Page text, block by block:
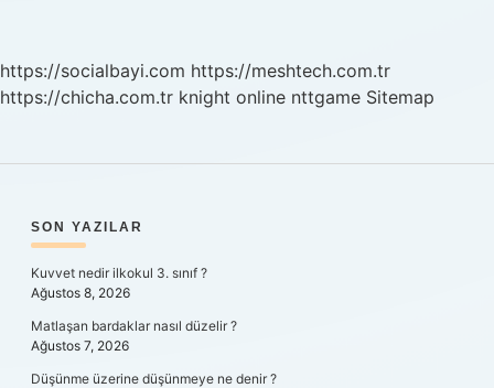
https://socialbayi.com https://meshtech.com.tr
https://chicha.com.tr knight online nttgame Sitemap
SIDEBAR
SON YAZILAR
Kuvvet nedir ilkokul 3. sınıf ?
Ağustos 8, 2026
Matlaşan bardaklar nasıl düzelir ?
Ağustos 7, 2026
Düşünme üzerine düşünmeye ne denir ?